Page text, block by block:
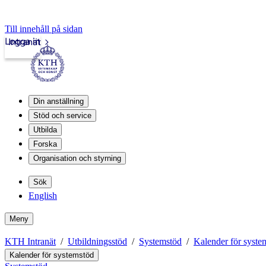
Till innehåll på sidan
Intranät
Logga in
Din anställning
Stöd och service
Utbilda
Forska
Organisation och styrning
Sök
English
Meny
KTH Intranät Utbildningsstöd Systemstöd Kalender för
Kalender för systemstöd